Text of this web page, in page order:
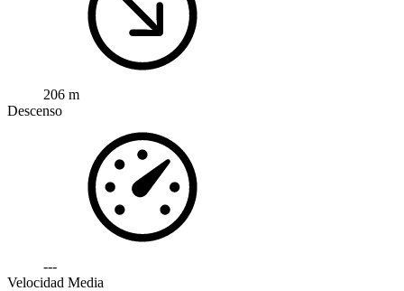
206 m
Descenso
---
Velocidad Media